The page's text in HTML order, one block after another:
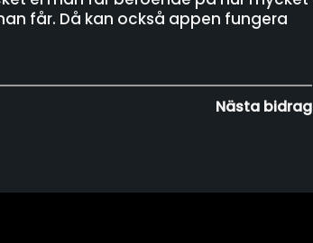
får. Då kan också appen fungera
Nästa bidrag